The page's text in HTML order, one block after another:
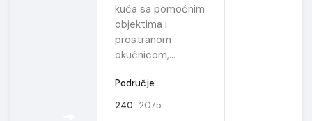
kuća sa pomoćnim
objektima i
prostranom
okućnicom,…
Područje
240
2075